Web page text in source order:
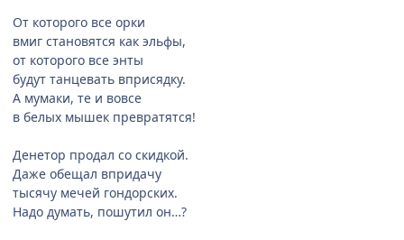
От которого все орки
вмиг становятся как эльфы,
от которого все энты
будут танцевать вприсядку.
А мумаки, те и вовсе
в белых мышек превратятся!
Денетор продал со скидкой.
Даже обещал впридачу
тысячу мечей гондорских.
Надо думать, пошутил он…?